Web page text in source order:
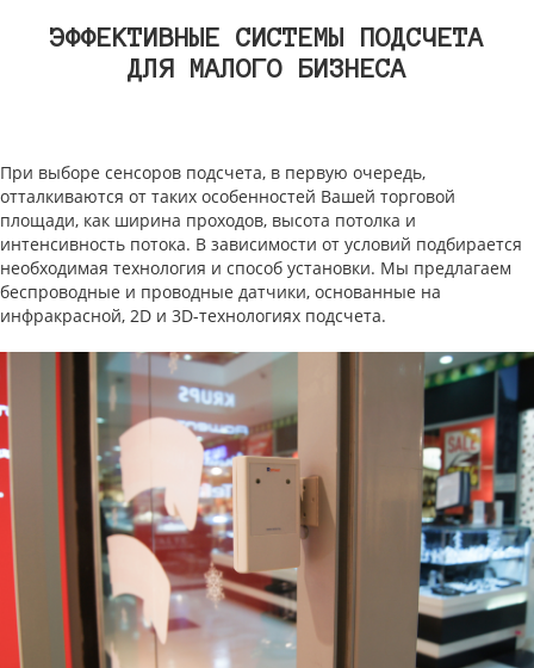
ЭФФЕКТИВНЫЕ СИСТЕМЫ ПОДСЧЕТА
ДЛЯ МАЛОГО БИЗНЕСА
При выборе сенсоров подсчета, в первую очередь,
отталкиваются от таких особенностей Вашей торговой
площади, как ширина проходов, высота потолка и
интенсивность потока. В зависимости от условий подбирается
необходимая технология и способ установки. Мы предлагаем
беспроводные и проводные датчики, основанные на
инфракрасной, 2D и 3D-технологиях подсчета.